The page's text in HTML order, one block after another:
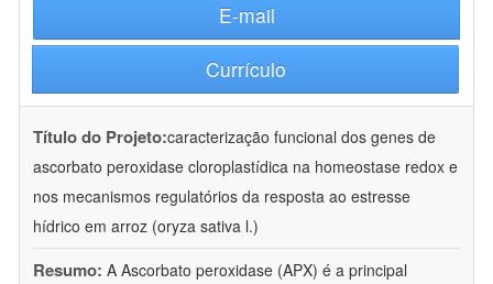
E-mail
Currículo
Título do Projeto:caracterização funcional dos genes de
ascorbato peroxidase cloroplastídica na homeostase redox e
nos mecanismos regulatórios da resposta ao estresse
hídrico em arroz (oryza sativa l.)
Resumo: A Ascorbato peroxidase (APX) é a principal